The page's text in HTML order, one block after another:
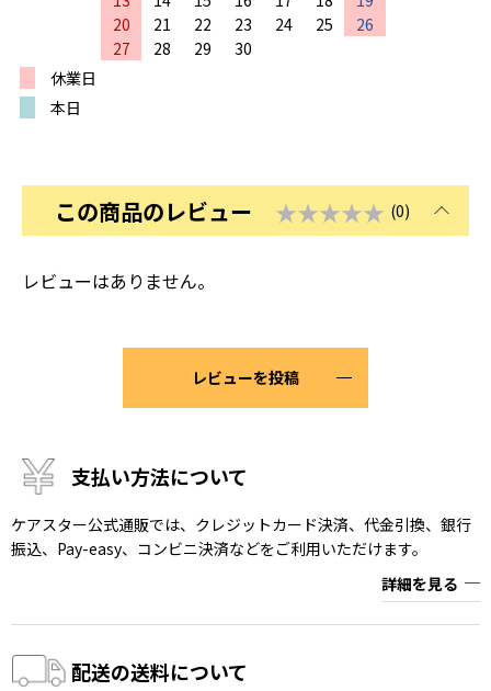
20
21 22 23 24 25
26
27
28 29
30
休業日
本日
この商品のレビュー ★★★★★ (0)
レビューはありません。
レビューを投稿
支払い方法について
ケアスター公式通販では、クレジットカード決済、代金引換、銀行
振込、Pay-easy、コンビニ決済などをご利用いただけます。
詳細を見る
配送の送料について